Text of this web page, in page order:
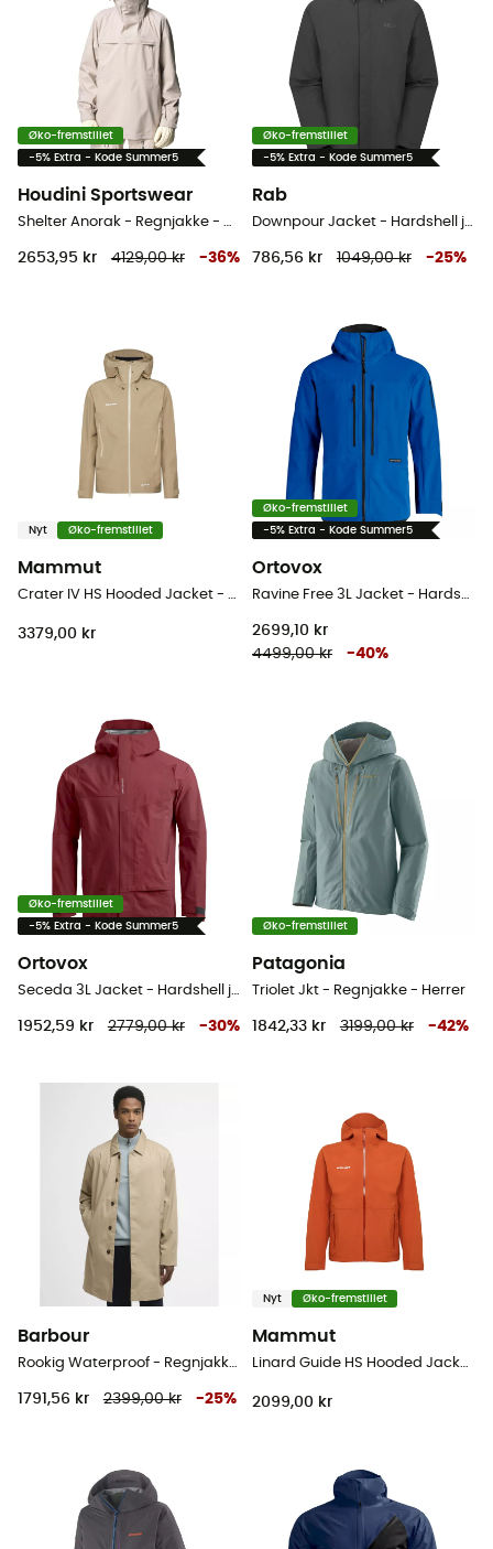
Øko-fremstillet
-5% Extra - Kode Summer5
Houdini Sportswear
Shelter Anorak - Regnjakke - Herrer
2653,95 kr 4129,00 kr -36%
Øko-fremstillet
-5% Extra - Kode Summer5
Rab
Downpour Jacket - Hardshell jakke - Herrer
786,56 kr 1049,00 kr -25%
Nyt Øko-fremstillet
Mammut
Crater IV HS Hooded Jacket - Hardshell jakke - Herrer
3379,00 kr
Øko-fremstillet
-5% Extra - Kode Summer5
Ortovox
Ravine Free 3L Jacket - Hardshell jakke - Herrer
2699,10 kr
4499,00 kr
-40%
Øko-fremstillet
-5% Extra - Kode Summer5
Ortovox
Seceda 3L Jacket - Hardshell jakke - Herrer
1952,59 kr 2779,00 kr -30%
Øko-fremstillet
Patagonia
Triolet Jkt - Regnjakke - Herrer
1842,33 kr 3199,00 kr -42%
Barbour
Rookig Waterproof - Regnjakke - Herrer
1791,56 kr 2399,00 kr -25%
Nyt Øko-fremstillet
Mammut
Linard Guide HS Hooded Jacket - Hardshell jakke - Herrer
2099,00 kr